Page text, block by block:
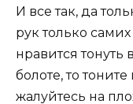
И все так, да
рук только
нравится тонуть
болоте, то
жалуйтесь на